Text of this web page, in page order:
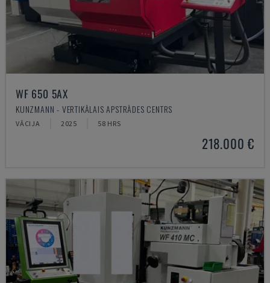
WF 650 5AX
KUNZMANN - VERTIKĀLAIS APSTRĀDES CENTRS
VĀCIJA 2025 58 HRS
218.000 €